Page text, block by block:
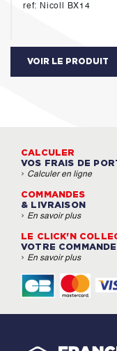
ref: Nicoll BX14
VOIR LE PRODUIT
CALCULER
VOS FRAIS DE
› Calculer en ligne
COMMANDES
& LIVRAISON
› En savoir plus
LE CLICK'N
VOTRE
› En savoir plus